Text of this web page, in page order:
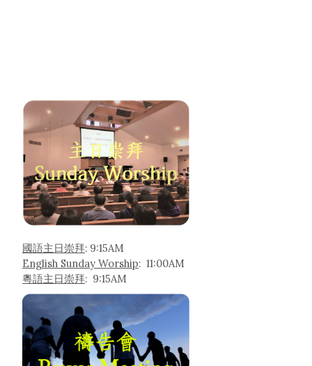
國語主日崇拜: 9:15AM
English Sunday Worship: 11:00AM
粵語主日崇拜: 9:15AM